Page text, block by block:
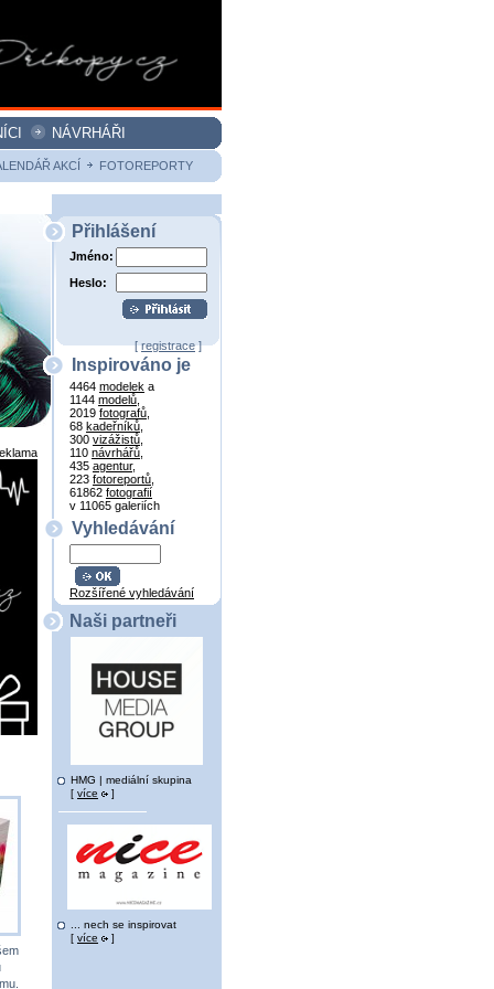
NÁVRHÁŘI
AKCÍ FOTOREPORTY
Přihlášení
Jméno:
Heslo:
[registrace]
Inspirováno je
4464 modelek a
1144 modelů
2019 fotografů
68 kadeřníků
300 vizážistů
110 návrhářů
435 agentur,
223 fotoreportů
61862 fotografií
v 11065 galeriích
Vyhledávání
Rozšířené vyhledávání
Naši partneři
HMG | mediální skupina
[ více ]
... nech se inspirovat
[ více ]